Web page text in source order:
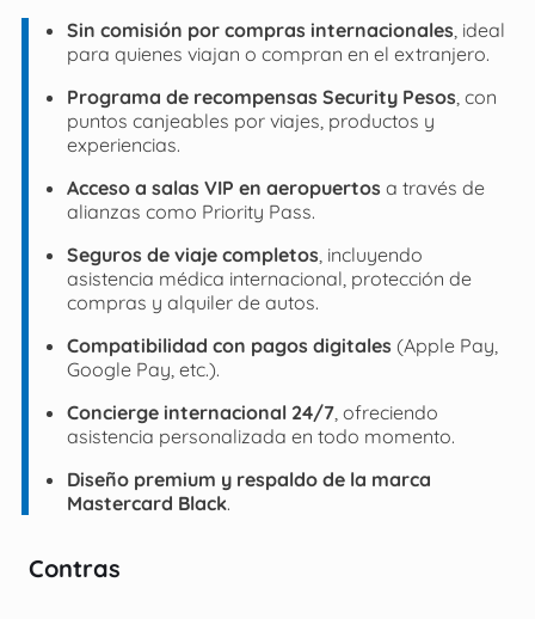
Sin comisión por compras internacionales, ideal
para quienes viajan o compran en el extranjero.
Programa de recompensas Security Pesos, con
puntos canjeables por viajes, productos y
experiencias.
Acceso a salas VIP en aeropuertosa través de
alianzas como Priority Pass.
Seguros de viaje completos, incluyendo
asistencia médica internacional, protección de
compras y alquiler de autos.
Compatibilidad con pagos digitales(Apple Pay,
Google Pay, etc.).
Concierge internacional 24/7, ofreciendo
asistencia personalizada en todo momento.
Diseño premium y respaldo de la marca
Mastercard Black.
Contras